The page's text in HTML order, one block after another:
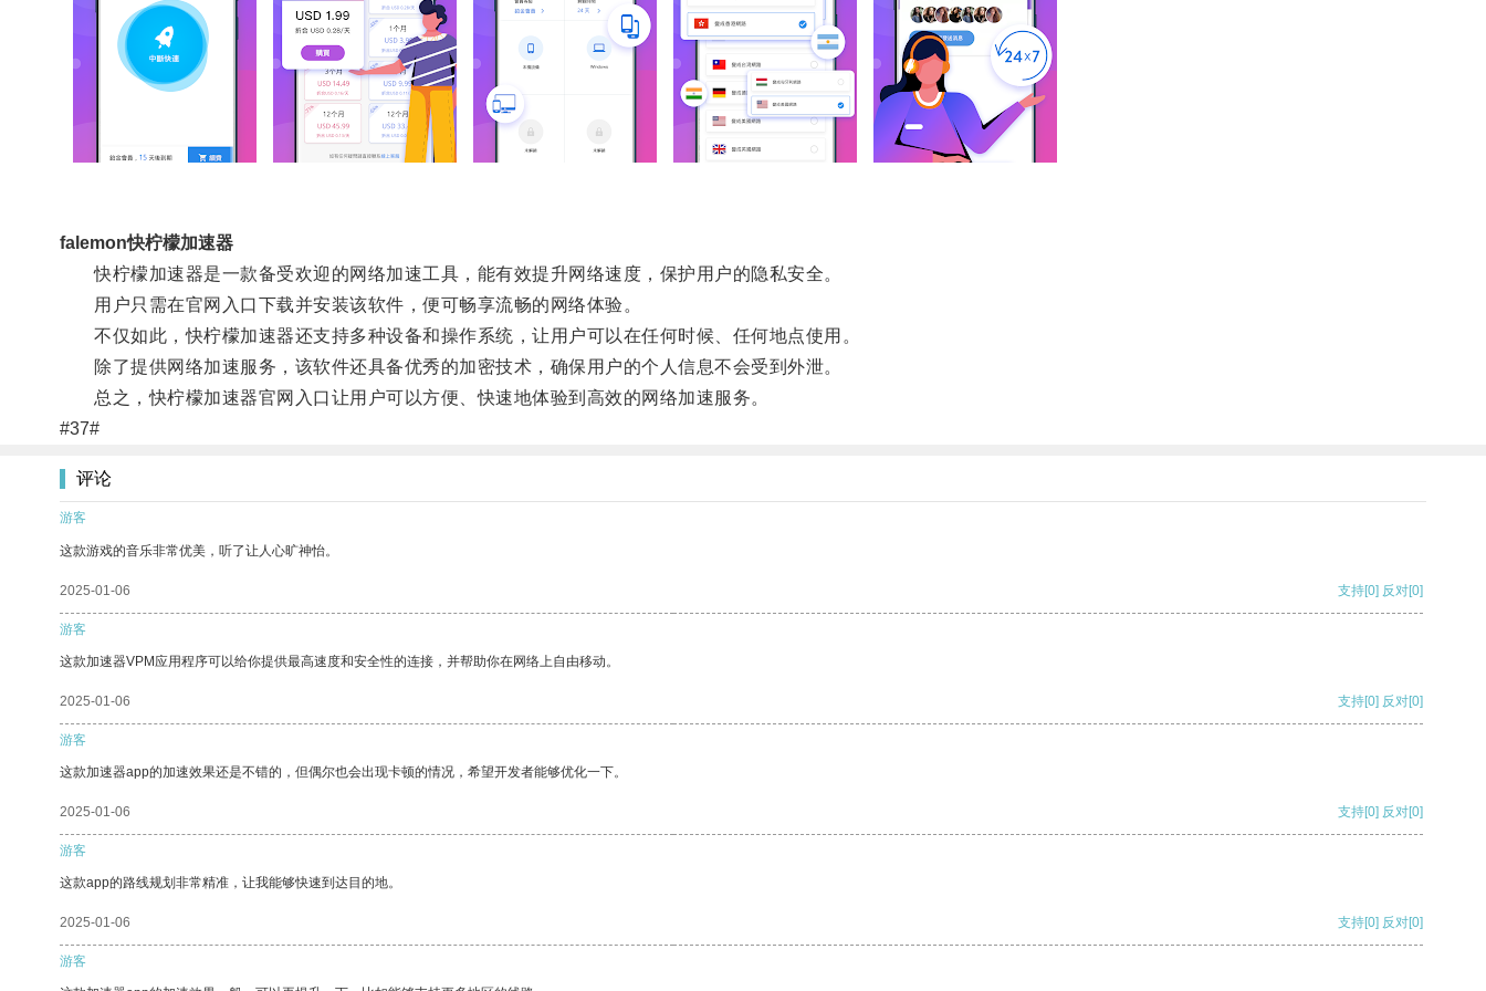
falemon快柠檬加速器
快柠檬加速器是一款备受欢迎的网络加速工具，能有效提升网络速度，保护用户的隐私安全。
用户只需在官网入口下载并安装该软件，便可畅享流畅的网络体验。
不仅如此，快柠檬加速器还支持多种设备和操作系统，让用户可以在任何时候、任何地点使用。
除了提供网络加速服务，该软件还具备优秀的加密技术，确保用户的个人信息不会受到外泄。
总之，快柠檬加速器官网入口让用户可以方便、快速地体验到高效的网络加速服务。
#37#
评论
游客
这款游戏的音乐非常优美，听了让人心旷神怡。
2025-01-06 支持[0] 反对[0]
游客
这款加速器VPM应用程序可以给你提供最高速度和安全性的连接，并帮助你在网络上自由移动。
2025-01-06 支持[0] 反对[0]
游客
这款加速器app的加速效果还是不错的，但偶尔也会出现卡顿的情况，希望开发者能够优化一下。
2025-01-06 支持[0] 反对[0]
游客
这款app的路线规划非常精准，让我能够快速到达目的地。
2025-01-06 支持[0] 反对[0]
游客